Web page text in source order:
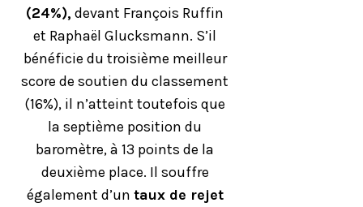
(24%), devant François Ruffin
et Raphaël Glucksmann. S’il
bénéficie du troisième meilleur
score de soutien du classement
(16%), il n’atteint toutefois que
la septième position du
baromètre, à 13 points de la
deuxième place. Il souffre
également d’un taux de rejet